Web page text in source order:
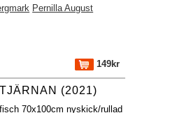
Pernilla August
149kr
(2021)
70x100cm nyskick/rullad